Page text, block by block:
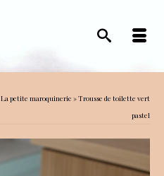
La petite maroquinerie »Trousse de toilette vert
pastel